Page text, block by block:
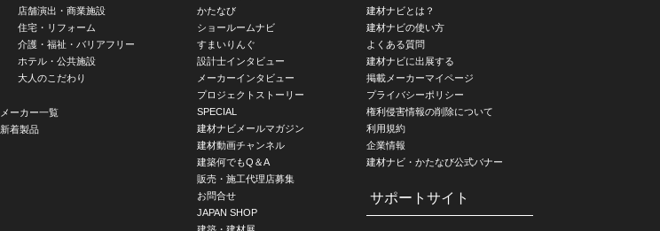
店舗演出・商業施設
住宅・リフォーム
介護・福祉・バリアフリー
ホテル・公共施設
大人のこだわり
メーカー一覧
新着製品
かたなび
ショールームナビ
すまいりんぐ
設計士インタビュー
メーカーインタビュー
プロジェクトストーリー
SPECIAL
建材ナビメールマガジン
建材動画チャンネル
建築何でもQ＆A
販売・施工代理店募集
お問合せ
JAPAN SHOP
建材ナビとは？
建材ナビの使い方
よくある質問
建材ナビに出展する
掲載メーカーマイページ
プライバシーポリシー
権利侵害情報の削除について
利用規約
企業情報
建材ナビ・かたなび公式バナー
サポートサイト